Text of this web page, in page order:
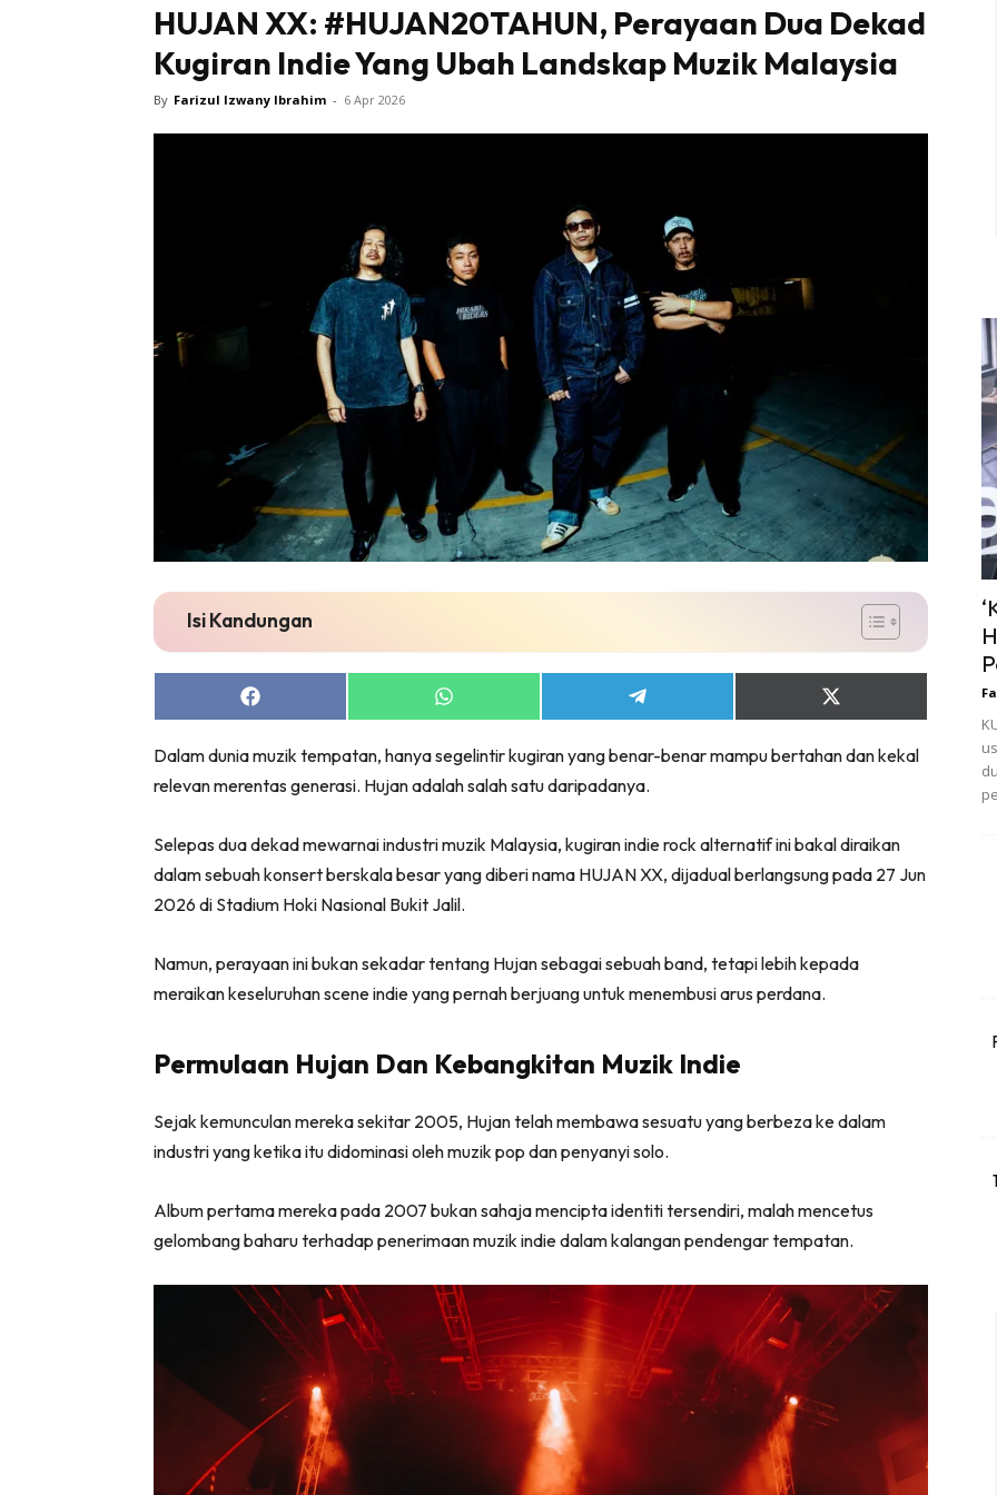
HUJAN XX: #HUJAN20TAHUN, Perayaan Dua Dekad
Kugiran Indie Yang Ubah Landskap Muzik Malaysia
By Farizul Izwany Ibrahim - 6 Apr 2026
Isi Kandungan
Share
on
Share
on
Share
on
Share
on
(Twitter)
Dalam dunia muzik tempatan, hanya segelintir kugiran yang benar-benar mampu bertahan dan kekal
relevan merentas generasi. Hujan adalah salah satu daripadanya.
Selepas dua dekad mewarnai industri muzik Malaysia, kugiran indie rock alternatif ini bakal diraikan
dalam sebuah konsert berskala besar yang diberi nama HUJAN XX, dijadual berlangsung pada 27 Jun
2026 di Stadium Hoki Nasional Bukit Jalil.
Namun, perayaan ini bukan sekadar tentang Hujan sebagai sebuah band, tetapi lebih kepada
meraikan keseluruhan scene indie yang pernah berjuang untuk menembusi arus perdana.
Permulaan Hujan Dan Kebangkitan Muzik Indie
Sejak kemunculan mereka sekitar 2005, Hujan telah membawa sesuatu yang berbeza ke dalam
industri yang ketika itu didominasi oleh muzik pop dan penyanyi solo.
Album pertama mereka pada 2007 bukan sahaja mencipta identiti tersendiri, malah mencetus
gelombang baharu terhadap penerimaan muzik indie dalam kalangan pendengar tempatan.